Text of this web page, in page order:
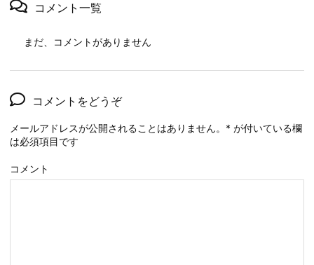
コメント一覧
まだ、コメントがありません
コメントをどうぞ
メールアドレスが公開されることはありません。 * が付いている欄
は必須項目です
コメント